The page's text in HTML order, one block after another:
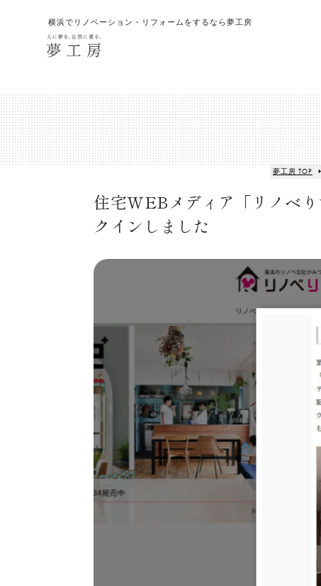
横浜でリノベーション・リフォームをするなら夢工房
夢工房 TOP
住宅WEBメディア「リノベ
クインしました